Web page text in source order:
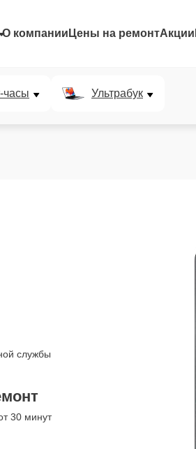
О компании Цены на ремонтАкции
часы Ультрабук
службы
30 минут